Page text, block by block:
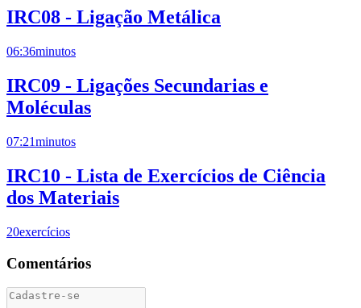
IRC08 - Ligação Metálica
06:36minutos
IRC09 - Ligações Secundarias e
Moléculas
07:21minutos
IRC10 - Lista de Exercícios de Ciência
dos Materiais
20exercícios
Comentários